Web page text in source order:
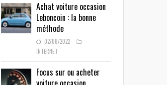
Achat voiture occasion
Leboncoin : la bonne
méthode
02/08/2022
INTERNET
Focus sur ou acheter